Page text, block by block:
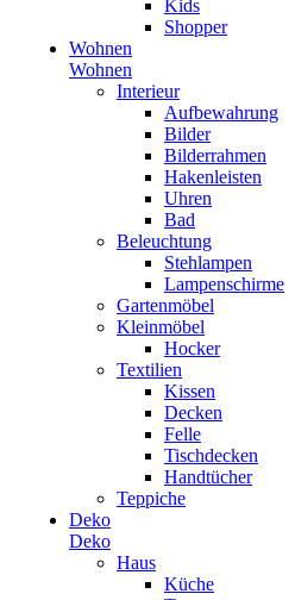
Kids
Shopper
Wohnen
Wohnen
Interieur
Aufbewahrung
Bilder
Bilderrahmen
Hakenleisten
Uhren
Bad
Beleuchtung
Stehlampen
Lampenschirme
Gartenmöbel
Kleinmöbel
Hocker
Textilien
Kissen
Decken
Felle
Tischdecken
Handtücher
Teppiche
Deko
Deko
Haus
Küche